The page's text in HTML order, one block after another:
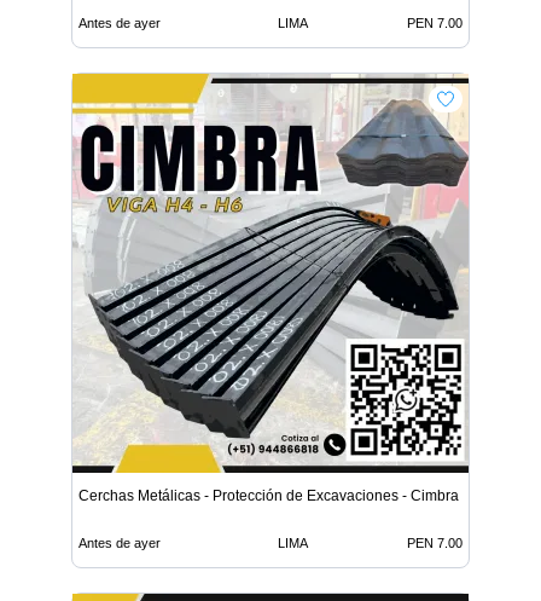
Antes de ayer LIMA PEN 7.00
Cerchas Metálicas - Protección de Excavaciones - Cimbra
Antes de ayer LIMA PEN 7.00